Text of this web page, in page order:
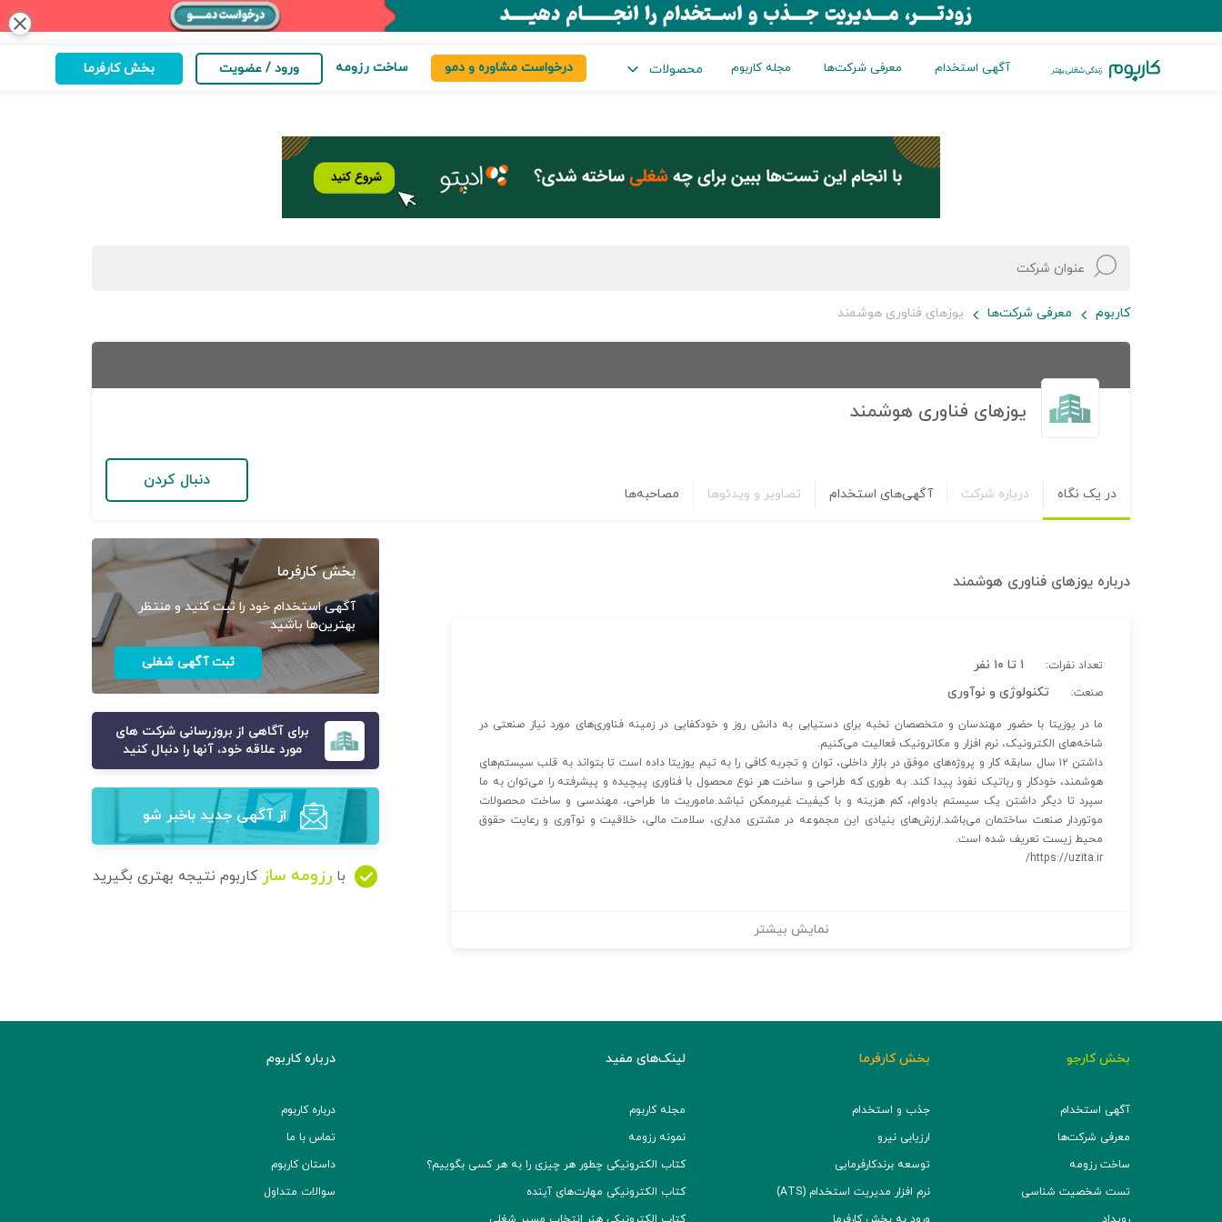
close
آگهی استخدام معرفی شرکت‌ها مجله کاربوم محصولات درخواست مشاوره و دمو ساخت رزومه ورود / عضویت بخش کارفرما
کاربوم معرفی شرکت‌ها یوزهای فناوری هوشمند
یوزهای فناوری هوشمند
در یک نگاه درباره شرکت آگهی‌های استخدام تصاویر و ویدئوها مصاحبه‌ها
دنبال کردن
درباره یوزهای فناوری هوشمند
تعداد نفرات: ۱ تا ۱۰ نفر
صنعت: تکنولوژی و نوآوری
ما در یوزیتا با حضور مهندسان و متخصصان نخبه برای دستیابی به دانش روز و خودکفایی در زمینه فناوری‌های مورد نیاز صنعتی در
شاخه‌های الکترونیک، نرم افزار و مکاترونیک فعالیت می‌کنیم.
داشتن ۱۲ سال سابقه کار و پروژه‌های موفق در بازار داخلی، توان و تجربه کافی را به تیم یوزیتا داده است تا بتواند به قلب سیستم‌های
هوشمند، خودکار و رباتیک نفوذ پیدا کند. به طوری که طراحی و ساخت هر نوع محصول با فناوری پیچیده و پیشرفته را می‌توان به ما
سپرد تا دیگر داشتن یک سیستم بادوام، کم هزینه و با کیفیت غیرممکن نباشد.ماموریت ما طراحی، مهندسی و ساخت محصولات
موتوردار صنعت ساختمان می‌باشد.ارزش‌های بنیادی این مجموعه در مشتری مداری، سلامت مالی، خلاقیت و نوآوری و رعایت حقوق
محیط زیست تعریف شده است.
https://uzita.ir/
نمایش بیشتر
بخش کارفرما
آگهی استخدام خود را ثبت کنید و منتظر
بهترین‌ها باشید
ثبت آگهی شغلی
برای آگاهی از بروزرسانی شرکت های
مورد علاقه خود، آنها را دنبال کنید
از آگهی‌ جدید باخبر شو
با رزومه ساز کاربوم نتیجه بهتری بگیرید
بخش کارجو
آگهی استخدام
معرفی شرکت‌ها
ساخت رزومه
تست شخصیت شناسی
بخش کارفرما
جذب و استخدام
ارزیابی نیرو
توسعه برند‌کارفرمایی
نرم افزار مدیریت استخدام (ATS)
لینک‌های مفید
مجله کاربوم
نمونه رزومه
کتاب الکترونیکی چطور هر چیزی را به هر کسی بگوییم؟
کتاب الکترونیکی مهارت‌های آینده
درباره کاربوم
درباره کاربوم
تماس با ما
داستان کاربوم
سوالات متداول